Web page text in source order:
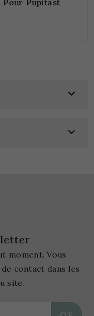
Pour Pupitast


moment. Vous
contact dans les
site.